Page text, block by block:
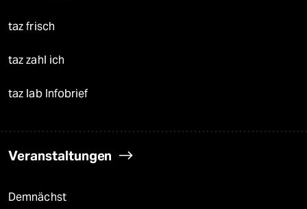
taz frisch
taz zahl ich
taz lab Infobrief
Veranstaltungen
Demnächst